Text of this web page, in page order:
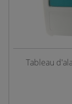
Tableau